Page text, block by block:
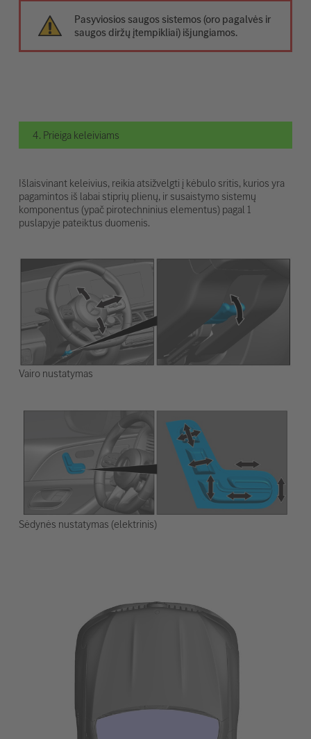
Pasyviosios saugos sistemos (oro pagalvės ir
saugos diržų įtempikliai) išjungiamos.
4. Prieiga keleiviams
Išlaisvinant keleivius, reikia atsižvelgti į kėbulo sritis, kurios yra
pagamintos iš labai stiprių plienų, ir susaistymo sistemų
komponentus (ypač pirotechninius elementus) pagal 1
puslapyje pateiktus duomenis.
Vairo nustatymas
Sėdynės nustatymas (elektrinis)